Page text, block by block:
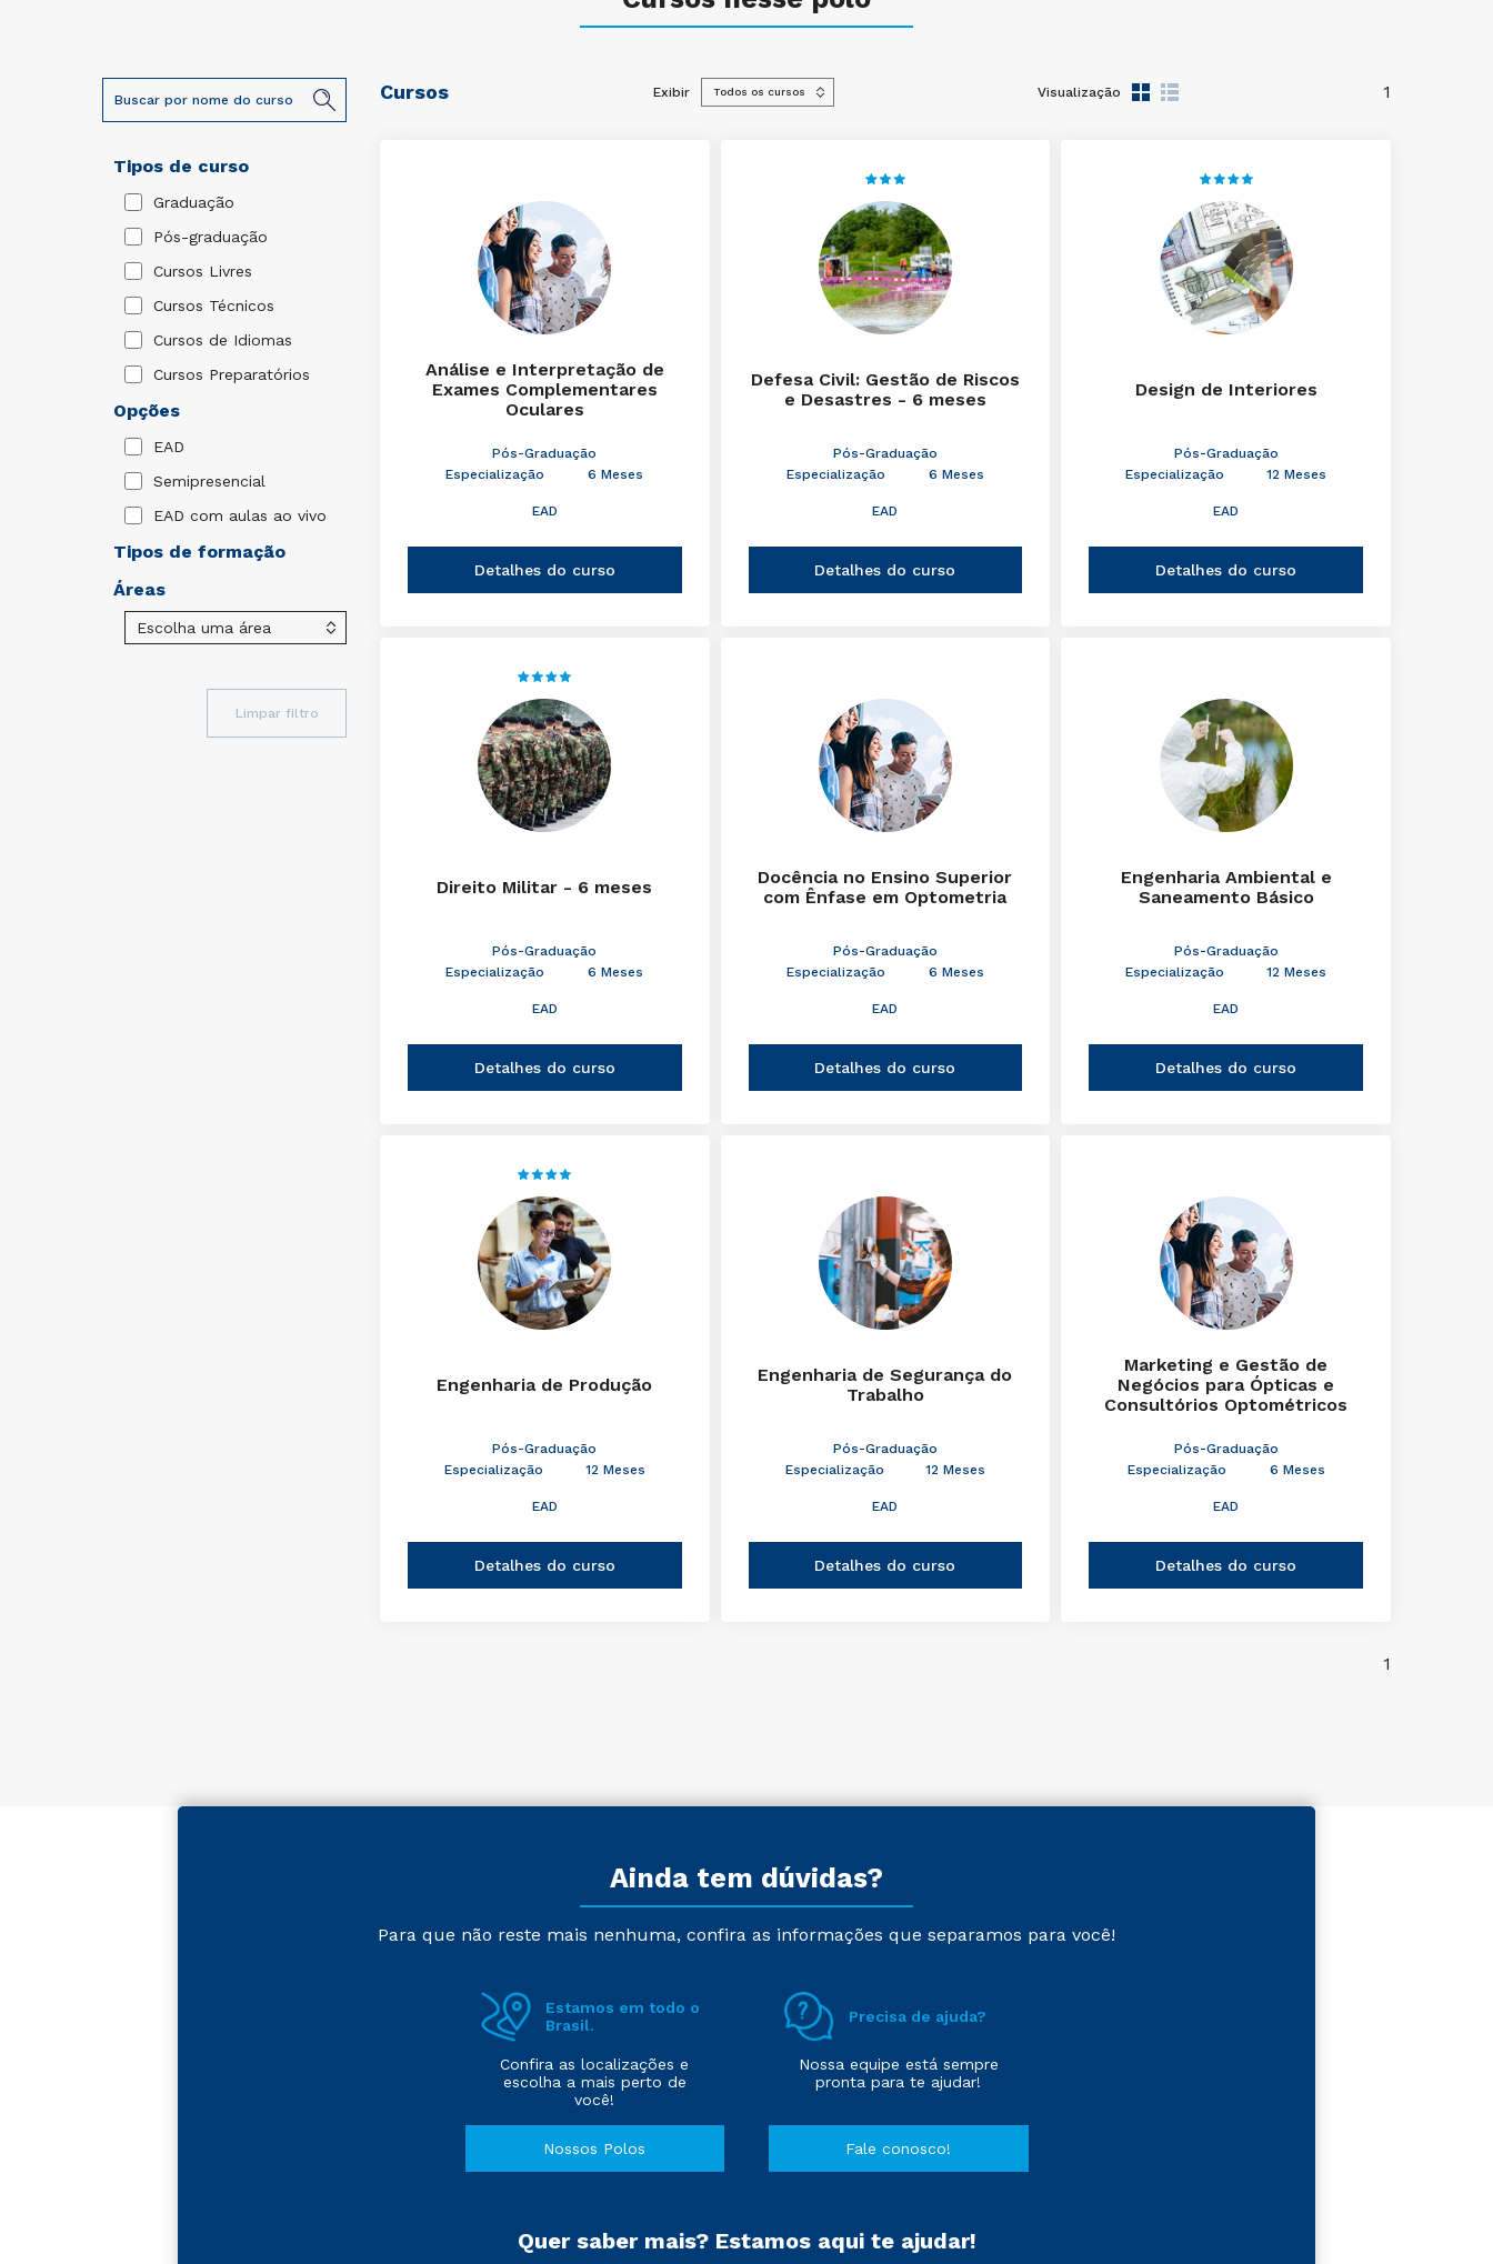
Tipos de curso
Graduação
Pós-graduação
Cursos Livres
Cursos Técnicos
Cursos de Idiomas
Cursos Preparatórios
Opções
EAD
Semipresencial
EAD com aulas ao vivo
Tipos de formação
Áreas
Limpar filtro
Cursos Exibir Visualização 1
Análise e Interpretação de
Exames Complementares
Oculares
Pós-Graduação
Especialização
6 Meses
EAD
Detalhes do curso
Defesa Civil: Gestão de Riscos
e Desastres - 6 meses
Pós-Graduação
Especialização
6 Meses
EAD
Detalhes do curso
Design de Interiores
Pós-Graduação
Especialização
12 Meses
EAD
Detalhes do curso
Direito Militar - 6 meses
Pós-Graduação
Especialização
6 Meses
EAD
Detalhes do curso
Docência no Ensino Superior
com Ênfase em Optometria
Pós-Graduação
Especialização
6 Meses
EAD
Detalhes do curso
Engenharia Ambiental e
Saneamento Básico
Pós-Graduação
Especialização
12 Meses
EAD
Detalhes do curso
Engenharia de Produção
Pós-Graduação
Especialização
12 Meses
EAD
Detalhes do curso
Engenharia de Segurança do
Trabalho
Pós-Graduação
Especialização
12 Meses
EAD
Detalhes do curso
Marketing e Gestão de
Negócios para Ópticas e
Consultórios Optométricos
Pós-Graduação
Especialização
6 Meses
EAD
Detalhes do curso
1
Ainda tem dúvidas?
Para que não reste mais nenhuma, confira as informações que separamos para você!
Estamos em todo o
Brasil.
Confira as localizações e
escolha a mais perto de
você!
Nossos Polos
Precisa de ajuda?
Nossa equipe está sempre
pronta para te ajudar!
Fale conosco!
Quer saber mais? Estamos aqui te ajudar!